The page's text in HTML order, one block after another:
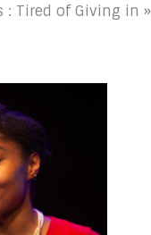
: Tired of Giving in »